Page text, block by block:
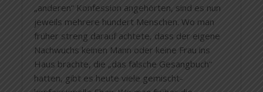
„anderen“ Konfession angehörten, sind es nun
jeweils mehrere hundert Menschen. Wo man
früher streng darauf achtete, dass der eigene
Nachwuchs keinen Mann oder keine Frau ins
Haus brachte, die „das falsche Gesangbuch“
hatten, gibt es heute viele gemischt-